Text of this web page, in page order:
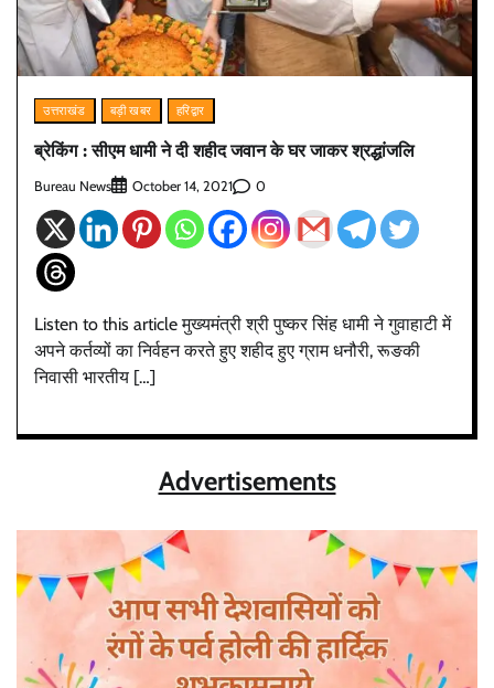
उत्तराखंड बड़ी खबर हरिद्वार
ब्रेकिंग : सीएम धामी ने दी शहीद जवान के घर जाकर श्रद्धांजलि
Bureau News October 14, 2021 0
Listen to this article मुख्यमंत्री श्री पुष्कर सिंह धामी ने गुवाहाटी में
अपने कर्तव्यों का निर्वहन करते हुए शहीद हुए ग्राम धनौरी, रूङकी
निवासी भारतीय […]
Advertisements